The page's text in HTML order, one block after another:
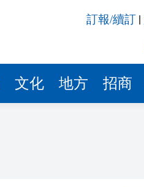
訂報/續訂
文化 地方 招商
16:59
16:53